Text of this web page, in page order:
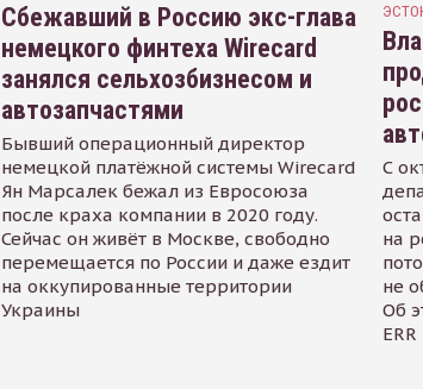
Сбежавший в Россию экс-глава
немецкого финтеха Wirecard
занялся сельхозбизнесом и
автозапчастями
Бывший операционный директор
немецкой платёжной системы Wirecard
Ян Марсалек бежал из Евросоюза
после краха компании в 2020 году.
Сейчас он живёт в Москве, свободно
перемещается по России и даже ездит
на оккупированные территории
Украины
С
на
не
Об
ERR